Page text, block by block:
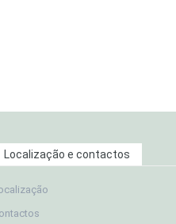
Localização e contactos